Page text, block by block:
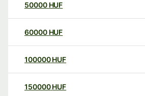
50000 HUF
60000 HUF
100000 HUF
150000 HUF